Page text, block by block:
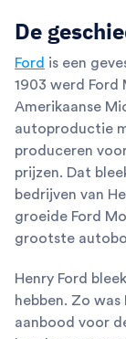
De
Ford is een
1903 werd
Amerikaanse
autoproductie
produceren
prijzen. Dat
bedrijven van
groeide Ford
grootste
Henry Ford
hebben. Zo
aanbood voor